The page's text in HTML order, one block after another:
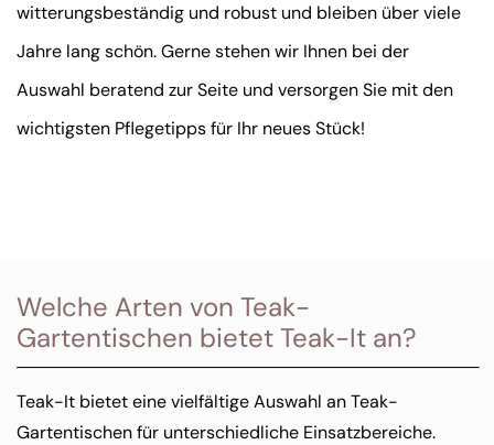
witterungsbeständig und robust und bleiben über viele
Jahre lang schön. Gerne stehen wir Ihnen bei der
Auswahl beratend zur Seite und versorgen Sie mit den
wichtigsten Pflegetipps für Ihr neues Stück!
Welche Arten von Teak-
Gartentischen bietet Teak-It an?
Teak-It bietet eine vielfältige Auswahl an Teak-
Gartentischen für unterschiedliche Einsatzbereiche.